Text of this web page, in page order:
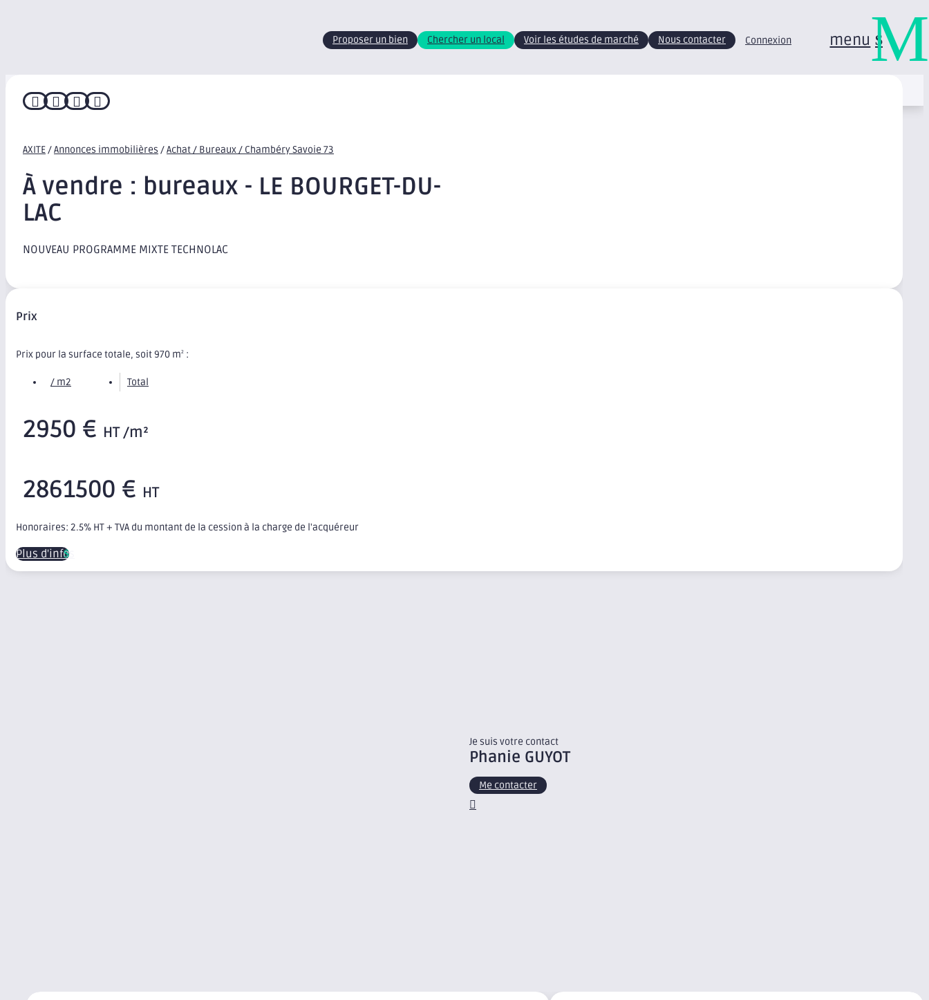
Proposer un bien Chercher un local Voir les études de marché Nous contacter Connexion menu
   
AXITE/Annonces immobilières /Achat / Bureaux / Chambéry Savoie 73
À vendre : bureaux - LE BOURGET-DU-
LAC
NOUVEAU PROGRAMME MIXTE TECHNOLAC
Prix
Prix pour la surface totale, soit 970 m2 :
/ m2 Total
2950 € HT /m²
2861500 € HT
Honoraires: 2.5% HT + TVA du montant de la cession à la charge de l'acquéreur
Plus d'infos
Je suis votre contact
Phanie GUYOT
Me contacter
M